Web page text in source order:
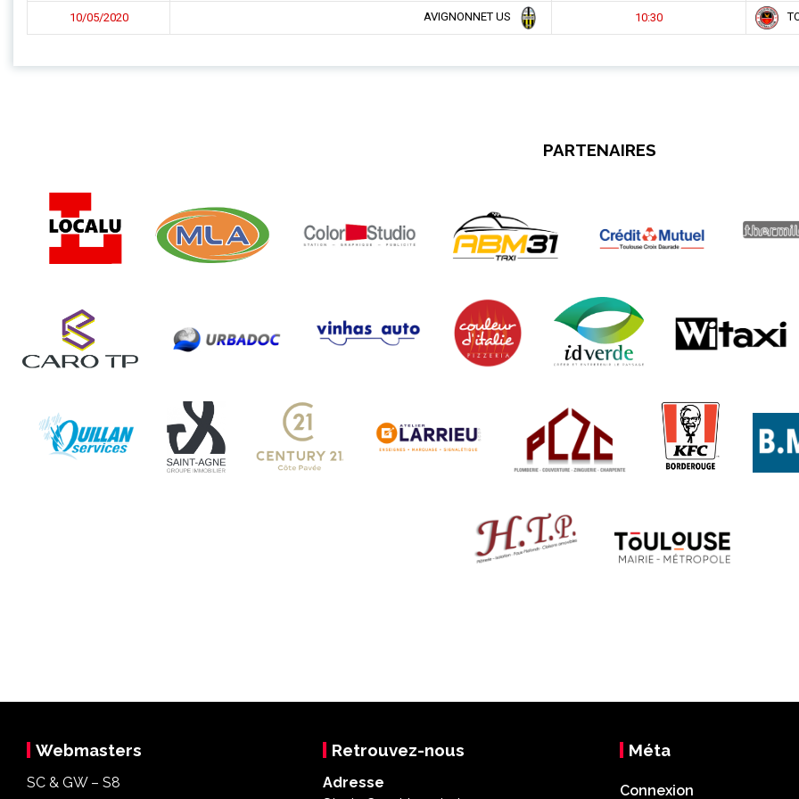
10/05/2020 AVIGNONNET US 10:30
PARTENAIRES
Webmasters
SC & GW – S8
Retrouvez-nous
Adresse
Méta
Connexion